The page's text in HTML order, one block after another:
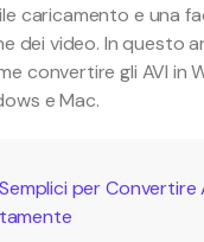
caricamento e una
dei video. In questo
convertire gli AVI in
e Mac.
per Convertire